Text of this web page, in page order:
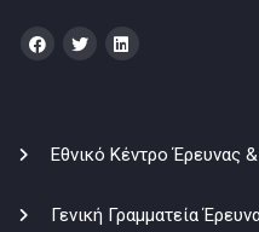
Εθνικό Κέντρο Έρευνας
Γενική Γραμματεία